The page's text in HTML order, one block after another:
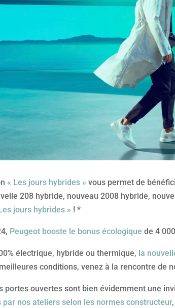
« Les jours hybrides » vous permet de
208 hybride, nouveau 2008 hybride,
jours hybrides » ! *
Peugeot booste le bonus écologique de 4
électrique, hybride ou thermique, la
conditions, venez à la rencontre de
portes ouvertes sont bien évidemment une
nos ateliers selon les normes constructeur